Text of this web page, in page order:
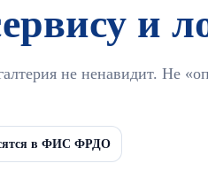
и
не ненавидит. Не
в ФИС ФРДО